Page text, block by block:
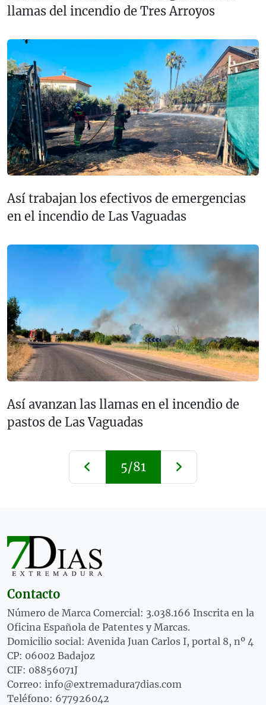
llamas del incendio de Tres Arroyos
Así trabajan los efectivos de emergencias
en el incendio de Las Vaguadas
Así avanzan las llamas en el incendio de
pastos de Las Vaguadas
5/81
Contacto
Número de Marca Comercial: 3.038.166 Inscrita en la
Oficina Española de Patentes y Marcas.
Domicilio social: Avenida Juan Carlos I, portal 8, nº 4
CP: 06002 Badajoz
CIF: 08856071J
Correo: info@extremadura7dias.com
Teléfono: 677926042